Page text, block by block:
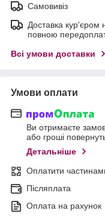
Самовивіз
Доставка кур'єром
повною
Всі умови доставки
Умови оплати
Ви отримаєте
або гроші
Детальніше
Оплатити
Післяплата
Оплата на рахунок